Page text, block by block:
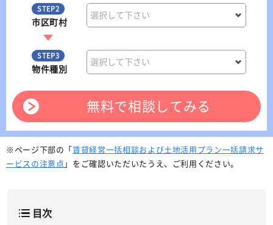
STEP2
市区町村
STEP3
物件種別
無料で相談してみる
※ページ下部の「賃貸経営一括相談および土地活用プラン一括請求サ
ービスの注意点 」をご確認いただいたうえ、ご利用ください。
目次